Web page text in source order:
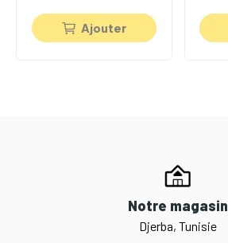
Ajouter
Notre magasin
Djerba, Tunisie